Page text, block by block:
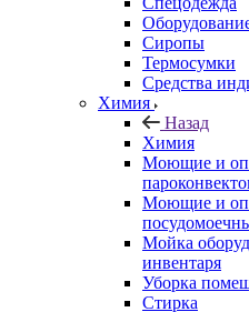
Сиропы
Термосумки
Средства
Химия
Назад
Химия
Моющие и
Моющие и
Мойка
инвентаря
Уборка
Стирка